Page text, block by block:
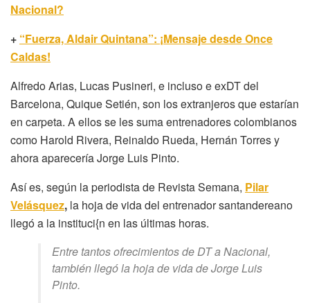
Nacional?
+ “Fuerza, Aldair Quintana”: ¡Mensaje desde Once
Caldas!
Alfredo Arias, Lucas Pusineri, e incluso e exDT del
Barcelona, Quique Setién, son los extranjeros que estarían
en carpeta. A ellos se les suma entrenadores colombianos
como Harold Rivera, Reinaldo Rueda, Hernán Torres y
ahora aparecería Jorge Luis Pinto.
Así es, según la periodista de Revista Semana, Pilar
Velásquez, la hoja de vida del entrenador santandereano
llegó a la instituci{n en las últimas horas.
Entre tantos ofrecimientos de DT a Nacional,
también llegó la hoja de vida de Jorge Luis
Pinto.